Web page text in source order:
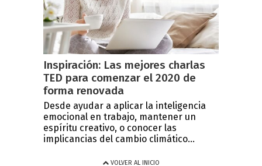
Inspiración: Las mejores charlas
TED para comenzar el 2020 de
forma renovada
Desde ayudar a aplicar la inteligencia
emocional en trabajo, mantener un
espíritu creativo, o conocer las
implicancias del cambio climático...
VOLVER AL INICIO